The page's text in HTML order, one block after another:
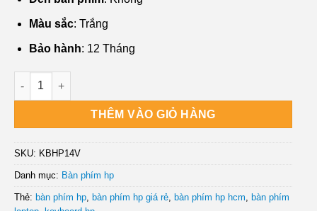
Màu sắc: Trắng
Bảo hành: 12 Tháng
THÊM VÀO GIỎ HÀNG
SKU: KBHP14V
Danh mục: Bàn phím hp
Thẻ: bàn phím hp bàn phím hp giá rẻ bàn phím hp hcm bàn phím